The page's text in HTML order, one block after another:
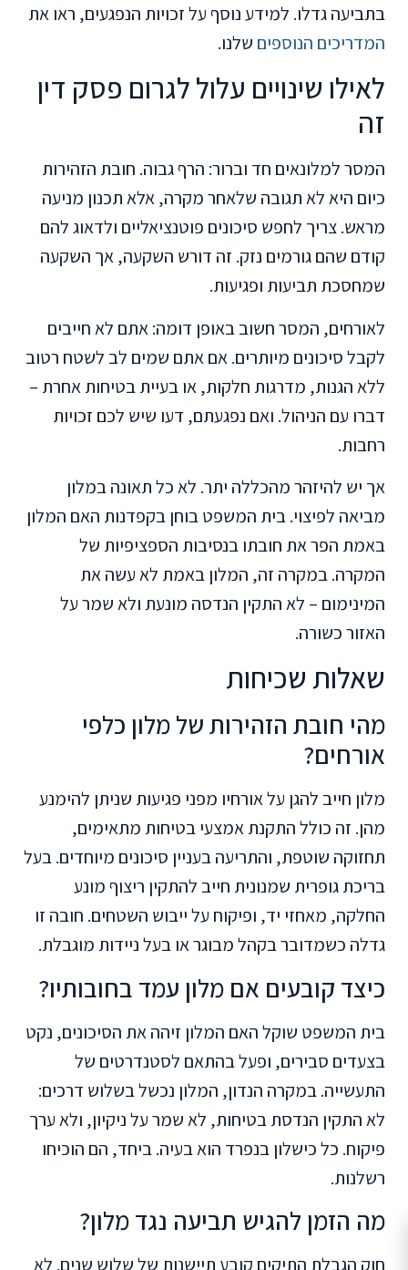
בתביעה גדלו. למידע נוסף על זכויות הנפגעים, ראו את
המדריכים הנוספים שלנו.
לאילו שינויים עלול לגרום פסק דין
זה
המסר למלונאים חד וברור: הרף גבוה. חובת הזהירות
כיום היא לא תגובה שלאחר מקרה, אלא תכנון מניעה
מראש. צריך לחפש סיכונים פוטנציאליים ולדאוג להם
קודם שהם גורמים נזק. זה דורש השקעה, אך השקעה
שמחסכת תביעות ופגיעות.
לאורחים, המסר חשוב באופן דומה: אתם לא חייבים
לקבל סיכונים מיותרים. אם אתם שמים לב לשטח רטוב
ללא הגנות, מדרגות חלקות, או בעיית בטיחות אחרת –
דברו עם הניהול. ואם נפגעתם, דעו שיש לכם זכויות
רחבות.
אך יש להיזהר מהכללה יתר. לא כל תאונה במלון
מביאה לפיצוי. בית המשפט בוחן בקפדנות האם המלון
באמת הפר את חובתו בנסיבות הספציפיות של
המקרה. במקרה זה, המלון באמת לא עשה את
המינימום – לא התקין הנדסה מונעת ולא שמר על
האזור כשורה.
שאלות שכיחות
מהי חובת הזהירות של מלון כלפי
אורחים?
מלון חייב להגן על אורחיו מפני פגיעות שניתן להימנע
מהן. זה כולל התקנת אמצעי בטיחות מתאימים,
תחזוקה שוטפת, והתריעה בעניין סיכונים מיוחדים. בעל
בריכת גופרית שמנונית חייב להתקין ריצוף מונע
החלקה, מאחזי יד, ופיקוח על ייבוש השטחים. חובה זו
גדלה כשמדובר בקהל מבוגר או בעל ניידות מוגבלת.
כיצד קובעים אם מלון עמד בחובותיו?
בית המשפט שוקל האם המלון זיהה את הסיכונים, נקט
בצעדים סבירים, ופעל בהתאם לסטנדרטים של
התעשייה. במקרה הנדון, המלון נכשל בשלוש דרכים:
לא התקין הנדסת בטיחות, לא שמר על ניקיון, ולא ערך
פיקוח. כל כישלון בנפרד הוא בעיה. ביחד, הם הוכיחו
רשלנות.
מה הזמן להגיש תביעה נגד מלון?
חוק הגבלת התיקים קובע תיישנות של שלוש שנים. לא